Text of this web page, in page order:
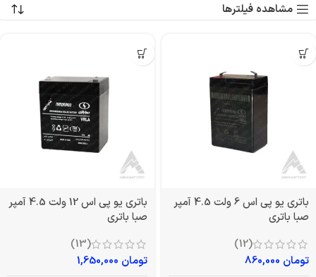
مشاهده فیلترها
باتری یو پی اس 6 ولت 4.5 آمپر
صبا باتری
(12)
تومان
باتری یو پی اس 12 ولت 4.5 آمپر
صبا باتری
(13)
تومان